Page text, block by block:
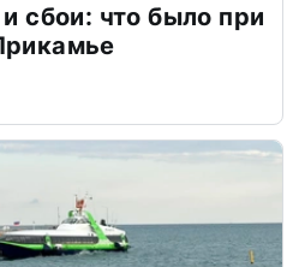
сбои: что было при